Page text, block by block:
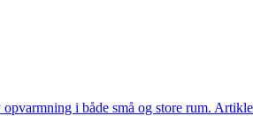
i både små og store rum.